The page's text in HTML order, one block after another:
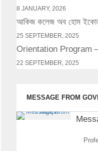
8 JANUARY, 2026
আকিজ কলেজ অব হোম
25 SEPTEMBER, 2025
Orientation Program
22 SEPTEMBER, 2025
MESSAGE FROM